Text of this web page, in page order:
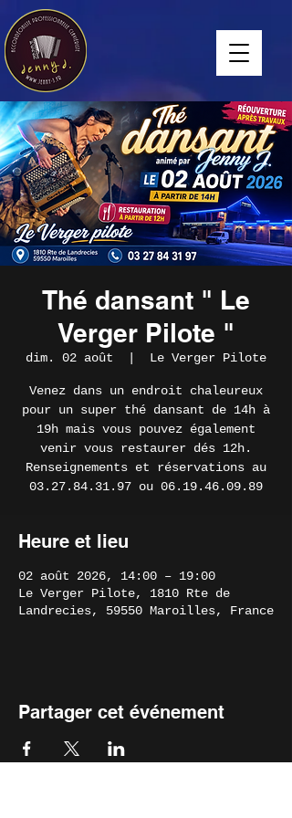
Thé dansant " Le
Verger Pilote "
dim. 02 août Le Verger Pilote
Venez dans un endroit chaleureux
pour un super thé dansant de 14h à
19h mais vous pouvez également
venir vous restaurer dés 12h.
Renseignements et réservations au
03.27.84.31.97 ou 06.19.46.09.89
Heure et lieu
02 août 2026, 14:00 – 19:00
Le Verger Pilote, 1810 Rte de
Landrecies, 59550 Maroilles, France
Partager cet événement